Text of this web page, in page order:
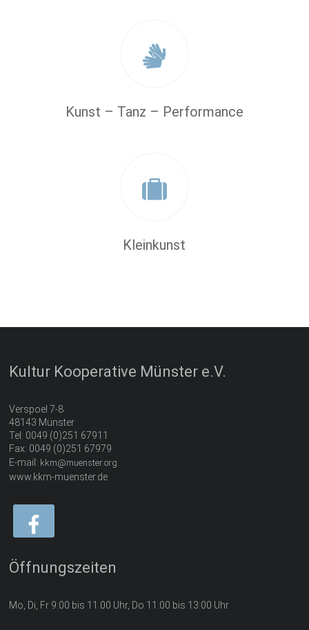
Kunst – Tanz – Performance
Kleinkunst
Kultur Kooperative Münster e.V.
Verspoel 7-8
48143 Münster
Tel: 0049 (0)251 67911
Fax: 0049 (0)251 67979
E-mail: kkm@muenster.org
www.kkm-muenster.de
Öffnungszeiten
Mo, Di, Fr 9:00 bis 11.00 Uhr, Do 11:00 bis 13:00 Uhr